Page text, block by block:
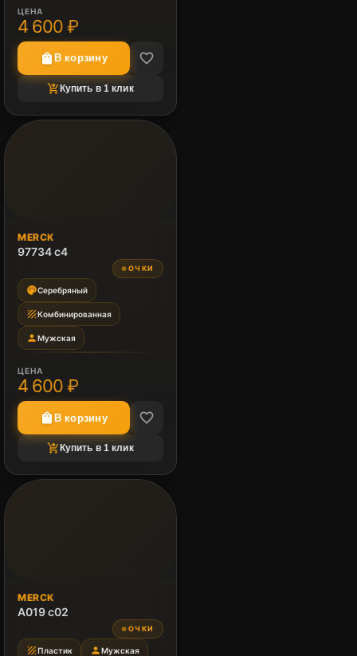
ЦЕНА
4 600 ₽
shopping_bag В корзину favorite_border
shopping_cart_checkoutКупить в 1 клик
MERCK
97734 c4
● ОЧКИ
paletteСеребряный
textureКомбинированная
personМужская
ЦЕНА
4 600 ₽
shopping_bag В корзину favorite_border
shopping_cart_checkout Купить в 1 клик
MERCK
A019 c02
● ОЧКИ
textureПластик personМужская